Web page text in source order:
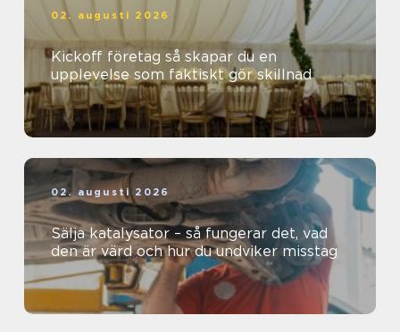
02. augusti 2026
Kickoff företag så skapar du en
upplevelse som faktiskt gör skillnad
02. augusti 2026
Sälja katalysator – så fungerar det, vad
den är värd och hur du undviker misstag